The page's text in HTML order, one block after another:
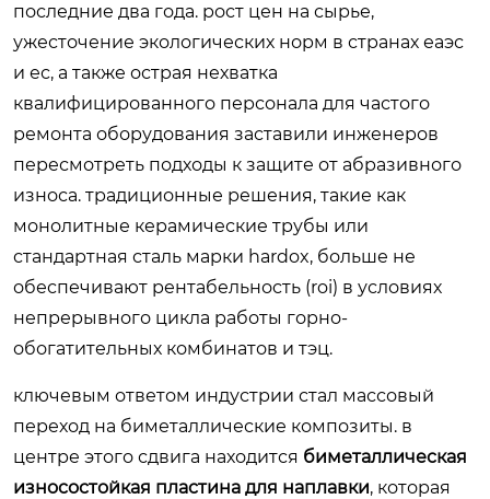
последние два года. рост цен на сырье,
ужесточение экологических норм в странах еаэс
и ес, а также острая нехватка
квалифицированного персонала для частого
ремонта оборудования заставили инженеров
пересмотреть подходы к защите от абразивного
износа. традиционные решения, такие как
монолитные керамические трубы или
стандартная сталь марки hardox, больше не
обеспечивают рентабельность (roi) в условиях
непрерывного цикла работы горно-
обогатительных комбинатов и тэц.
ключевым ответом индустрии стал массовый
переход на биметаллические композиты. в
центре этого сдвига находится биметаллическая
износостойкая пластина для наплавки, которая